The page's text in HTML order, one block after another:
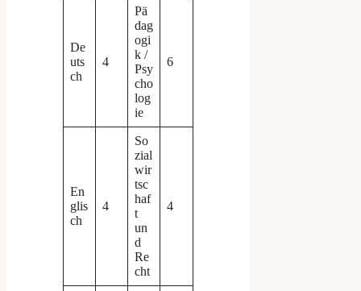
De
uts
ch
4
Pä
dag
ogi
k /
Psy
cho
log
ie
6
En
glis
ch
4
So
zial
wir
tsc
haf
t
un
d
Re
cht
4